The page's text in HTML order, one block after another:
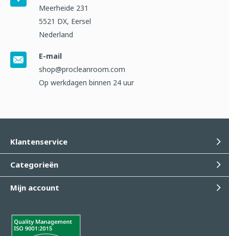
Meerheide 231
5521 DX, Eersel
Nederland
E-mail
shop@procleanroom.com
Op werkdagen binnen 24 uur
Klantenservice
Categorieën
Mijn account